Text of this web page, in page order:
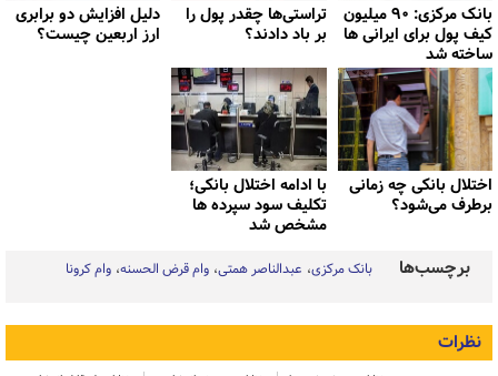
بانک مرکزی: ۹۰ میلیون
کیف پول برای ایرانی ها
ساخته شد
تراستی‌ها چقدر پول را
بر باد دادند؟
دلیل افزایش دو برابری
ارز اربعین چیست؟
اختلال بانکی چه زمانی
برطرف می‌شود؟
با ادامه اختلال بانکی؛
تکلیف سود سپرده ها
مشخص شد
برچسب‌ها بانک مرکزی عبدالناصر همتی وام قرض الحسنه وام کرونا
نظرات